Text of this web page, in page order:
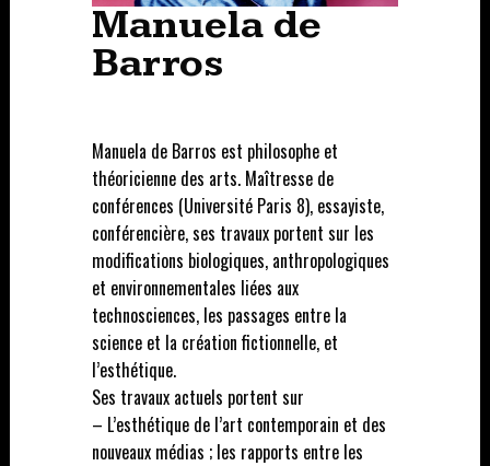
Manuela de
Barros
Manuela de Barros est philosophe et
théoricienne des arts. Maîtresse de
conférences (Université Paris 8), essayiste,
conférencière, ses travaux portent sur les
modifications biologiques, anthropologiques
et environnementales liées aux
technosciences, les passages entre la
science et la création fictionnelle, et
l’esthétique.
Ses travaux actuels portent sur
– L’esthétique de l’art contemporain et des
nouveaux médias ; les rapports entre les